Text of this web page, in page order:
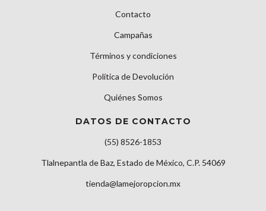
Contacto
Campañas
Términos y condiciones
Política de Devolución
Quiénes Somos
DATOS DE CONTACTO
(55) 8526-1853
Tlalnepantla de Baz, Estado de México, C.P. 54069
tienda@lamejoropcion.mx